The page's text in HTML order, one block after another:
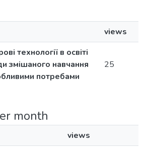
views
технології в освіті
змішаного навчання
потребами
25
month
views